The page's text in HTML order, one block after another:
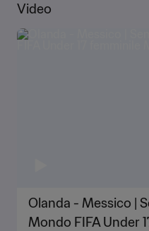
Video
Olanda - Messico |
Mondo FIFA Under